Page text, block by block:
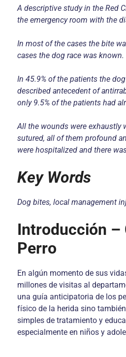
A descriptive study in the Red
the emergency room with the
In most of the cases the bite
cases the dog race was known.
In 45.9% of the patients the
described antecedent of
only 9.5% of the patients had
All the wounds were exhaustly
sutured, all of them profound
were hospitalized and there
Key Words
Dog bites, local management
Introducción –
Perro
En algún momento de sus
millones de visitas al
una guía anticipatoria de los
físico de la herida sino
simples de tratamiento y
especialmente en niños y